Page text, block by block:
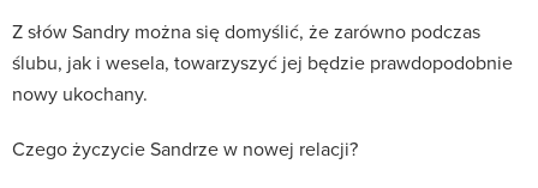
Z słów Sandry można się domyślić, że zarówno podczas
ślubu, jak i wesela, towarzyszyć jej będzie prawdopodobnie
nowy ukochany.
Czego życzycie Sandrze w nowej relacji?